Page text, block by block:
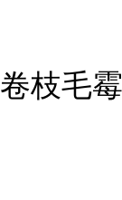
卷枝毛霉